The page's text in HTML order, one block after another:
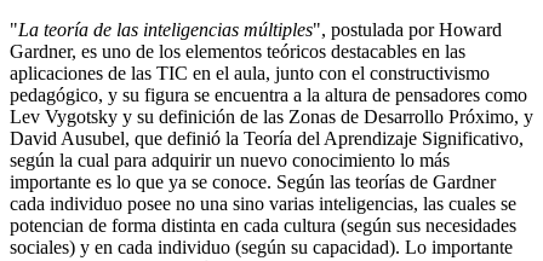
"La teoría de las inteligencias múltiples", postulada por Howard
Gardner, es uno de los elementos teóricos destacables en las
aplicaciones de las TIC en el aula, junto con el constructivismo
pedagógico, y su figura se encuentra a la altura de pensadores como
Lev Vygotsky y su definición de las Zonas de Desarrollo Próximo, y
David Ausubel, que definió la Teoría del Aprendizaje Significativo,
según la cual para adquirir un nuevo conocimiento lo más
importante es lo que ya se conoce. Según las teorías de Gardner
cada individuo posee no una sino varias inteligencias, las cuales se
potencian de forma distinta en cada cultura (según sus necesidades
sociales) y en cada individuo (según su capacidad). Lo importante